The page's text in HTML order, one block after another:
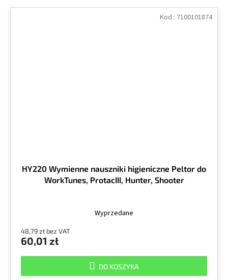
HY220 Wymienne nauszniki higieniczne Peltor do
WorkTunes, ProtacIII, Hunter, Shooter
Wyprzedane
48,79 zł bez VAT
60,01 zł
DO KOSZYKA
Kod : 7100101874